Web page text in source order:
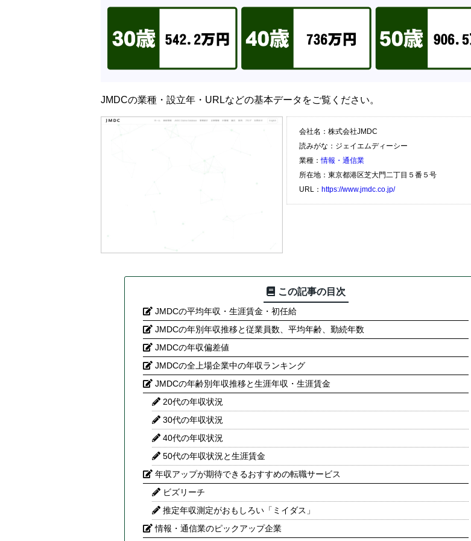
JMDCの業種・設立年・URLなどの基本データをご覧ください。
会社名：株式会社JMDC
読みがな：ジェイエムディーシー
業種：情報・通信業
所在地：東京都港区芝大門二丁目５番５号
URL： https://www.jmdc.co.jp/
この記事の目次
JMDCの平均年収・生涯賃金・初任給
JMDCの年別年収推移と従業員数、平均年齢、勤続年数
JMDCの年収偏差値
JMDCの全上場企業中の年収ランキング
JMDCの年齢別年収推移と生涯年収・生涯賃金
20代の年収状況
30代の年収状況
40代の年収状況
50代の年収状況と生涯賃金
年収アップが期待できるおすすめの転職サービス
ビズリーチ
推定年収測定がおもしろい「ミイダス」
情報・通信業のピックアップ企業